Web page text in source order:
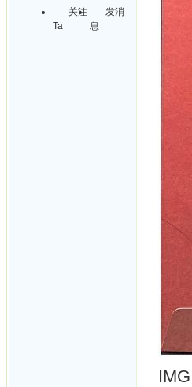
关注
Ta
发消
息